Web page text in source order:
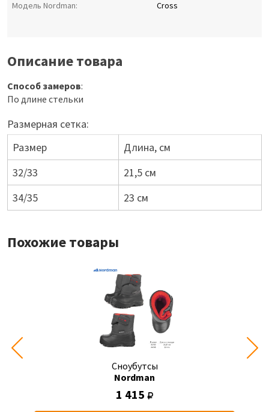
Модель Nordman:
Cross
Описание товара
Способ замеров:
По длине стельки
Размерная сетка:
Размер
Длина, см
32/33
21,5 см
34/35
23 см
Похожие товары
Сноубутсы
Nordman
1 415